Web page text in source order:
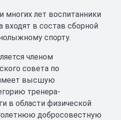
многих лет воспитанники
входят в состав сборной
спорту.
членом
совета по
высшую
тренера-
в области физической
добросовестную